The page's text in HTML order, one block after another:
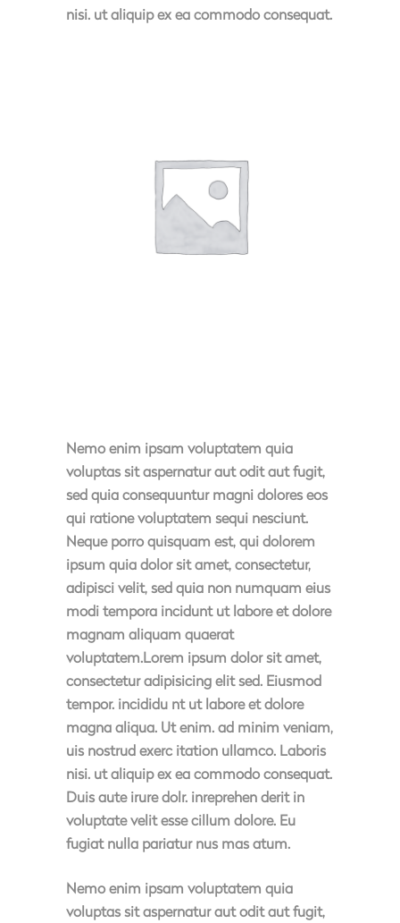
nisi. ut aliquip ex ea commodo consequat.
Nemo enim ipsam voluptatem quia
voluptas sit aspernatur aut odit aut fugit,
sed quia consequuntur magni dolores eos
qui ratione voluptatem sequi nesciunt.
Neque porro quisquam est, qui dolorem
ipsum quia dolor sit amet, consectetur,
adipisci velit, sed quia non numquam eius
modi tempora incidunt ut labore et dolore
magnam aliquam quaerat
voluptatem.Lorem ipsum dolor sit amet,
consectetur adipisicing elit sed. Eiusmod
tempor. incididu nt ut labore et dolore
magna aliqua. Ut enim. ad minim veniam,
uis nostrud exerc itation ullamco. Laboris
nisi. ut aliquip ex ea commodo consequat.
Duis aute irure dolr. inreprehen derit in
voluptate velit esse cillum dolore. Eu
fugiat nulla pariatur nus mas atum.
Nemo enim ipsam voluptatem quia
voluptas sit aspernatur aut odit aut fugit,